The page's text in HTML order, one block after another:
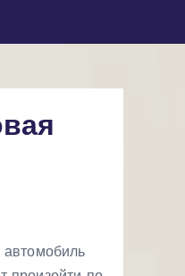
автомобиль